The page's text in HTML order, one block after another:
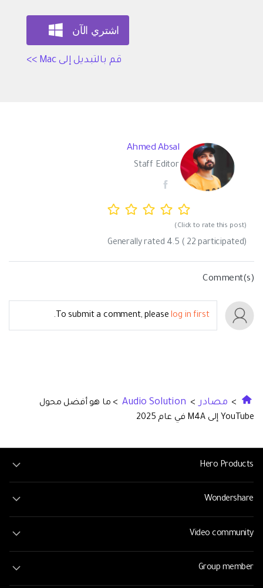
اشتري الآن
قم بالتبديل إلى Mac >>
Ahmed Absal
Staff Editor
(Click to rate this post)
Generally rated 4.5 ( 22 participated)
Comment(s)
To submit a comment, please log in first
.
> مصادر >
Audio Solution > ما هو أفضل محول
YouTube إلى M4A في عام 2025
Hero Products
Wondershare
Video community
Group member